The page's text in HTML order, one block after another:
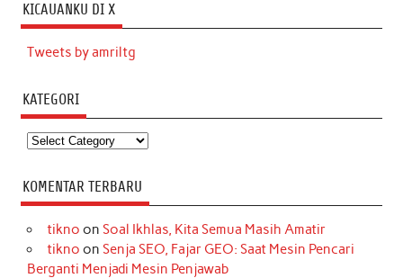
KICAUANKU DI X
Tweets by amriltg
KATEGORI
Kategori
KOMENTAR TERBARU
tikno on Soal Ikhlas, Kita Semua Masih Amatir
tikno on Senja SEO, Fajar GEO: Saat Mesin Pencari
Berganti Menjadi Mesin Penjawab